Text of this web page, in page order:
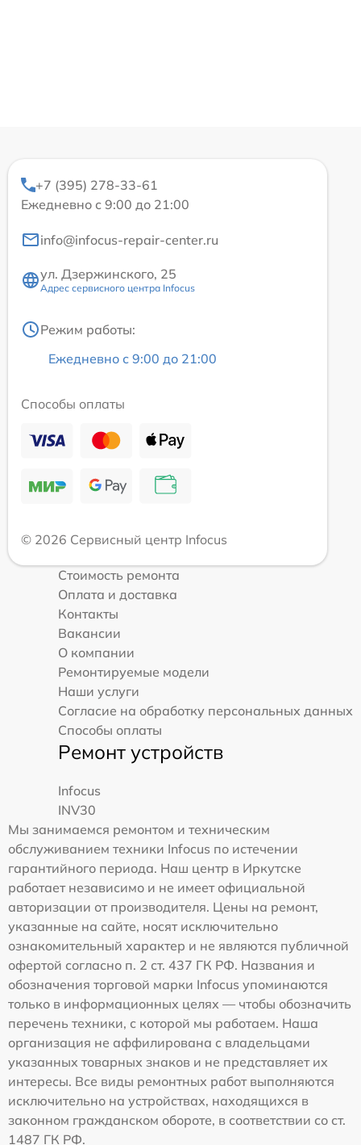
+7 (395) 278-33-61
Ежедневно с 9:00 до 21:00
info@infocus-repair-center.ru
ул. Дзержинского, 25
Адрес сервисного центра Infocus
Режим работы:
Ежедневно с 9:00 до 21:00
Способы оплаты
© 2026 Сервисный центр Infocus
Стоимость ремонта
Оплата и доставка
Контакты
Вакансии
О компании
Ремонтируемые модели
Наши услуги
Согласие на обработку персональных данных
Способы оплаты
Ремонт устройств
Infocus
INV30
Мы занимаемся ремонтом и техническим
обслуживанием техники Infocus по истечении
гарантийного периода. Наш центр в Иркутске
работает независимо и не имеет официальной
авторизации от производителя. Цены на ремонт,
указанные на сайте, носят исключительно
ознакомительный характер и не являются публичной
офертой согласно п. 2 ст. 437 ГК РФ. Названия и
обозначения торговой марки Infocus упоминаются
только в информационных целях — чтобы обозначить
перечень техники, с которой мы работаем. Наша
организация не аффилирована с владельцами
указанных товарных знаков и не представляет их
интересы. Все виды ремонтных работ выполняются
исключительно на устройствах, находящихся в
законном гражданском обороте, в соответствии со ст.
1487 ГК РФ.